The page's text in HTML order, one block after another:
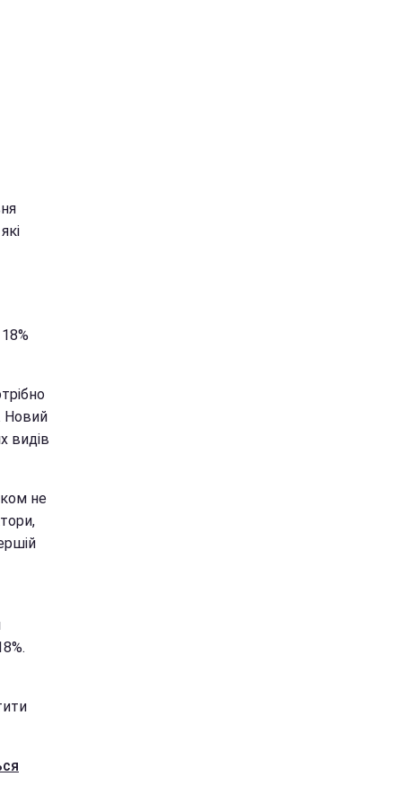
Новий
видів
не